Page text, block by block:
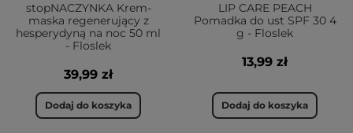
stopNACZYNKA Krem-
maska regenerujący z
hesperydyną na noc 50 ml
- Floslek
39,99 zł
Dodaj do koszyka
LIP CARE PEACH
Pomadka do ust SPF 30 4
g - Floslek
13,99 zł
Dodaj do koszyka